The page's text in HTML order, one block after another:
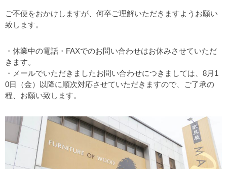
ご不便をおかけしますが、何卒ご理解いただきますようお願い
致します。
・休業中の電話・FAXでのお問い合わせはお休みさせていただ
きます。
・メールでいただきましたお問い合わせにつきましては、8月1
0日（金）以降に順次対応させていただきますので、ご了承の
程、お願い致します。